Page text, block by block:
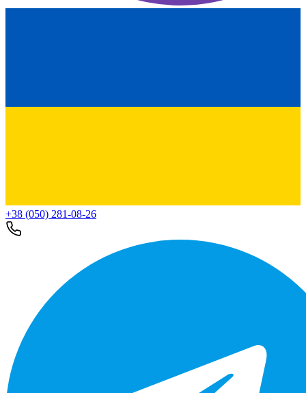
+38 (050) 281-08-26